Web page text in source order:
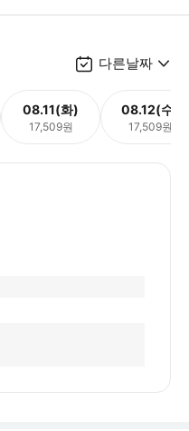
다른날짜
08.11(화)
17,509원
08.12(수)
17,509원